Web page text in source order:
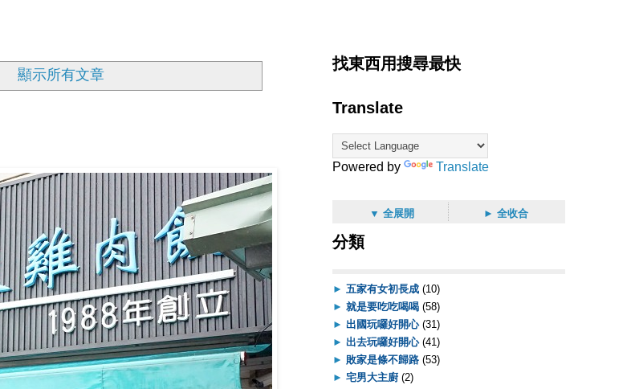
顯示所有文章
找東西用搜尋最快
Translate
Powered by Translate
▼ 全展開 ► 全收合
分類
► 五家有女初長成 (10)
► 就是要吃吃喝喝 (58)
► 出國玩囉好開心 (31)
► 出去玩囉好開心 (41)
► 敗家是條不歸路 (53)
► 宅男大主廚 (2)